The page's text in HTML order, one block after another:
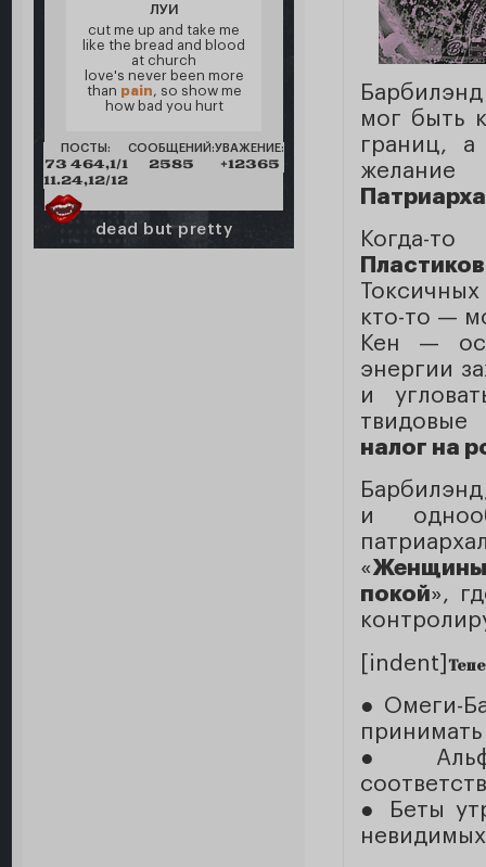
ЛУИ
cut me up and take me
like the bread and blood
at church
love's never been more
than pain, so show me
how bad you hurt
ПОСТЫ:
73 464,1/1
11.24,12/12
СООБЩЕНИЙ:
2585
УВАЖЕНИЕ:
+12365
dead but pretty
мог быть
границ, а
Когда-
кто-то —
Кен —
энергии
и
налог на
и
«Женщины
покой»,
[indent]
● Омеги-
●
● Беты